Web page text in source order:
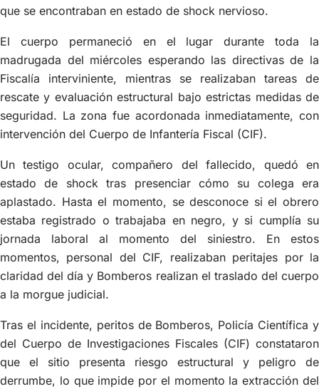
que se encontraban en estado de shock nervioso.
El cuerpo permaneció en el lugar durante toda la
madrugada del miércoles esperando las directivas de la
Fiscalía interviniente, mientras se realizaban tareas de
rescate y evaluación estructural bajo estrictas medidas de
seguridad. La zona fue acordonada inmediatamente, con
intervención del Cuerpo de Infantería Fiscal (CIF).
Un testigo ocular, compañero del fallecido, quedó en
estado de shock tras presenciar cómo su colega era
aplastado. Hasta el momento, se desconoce si el obrero
estaba registrado o trabajaba en negro, y si cumplía su
jornada laboral al momento del siniestro. En estos
momentos, personal del CIF, realizaban peritajes por la
claridad del día y Bomberos realizan el traslado del cuerpo
a la morgue judicial.
Tras el incidente, peritos de Bomberos, Policía Científica y
del Cuerpo de Investigaciones Fiscales (CIF) constataron
que el sitio presenta riesgo estructural y peligro de
derrumbe, lo que impide por el momento la extracción del